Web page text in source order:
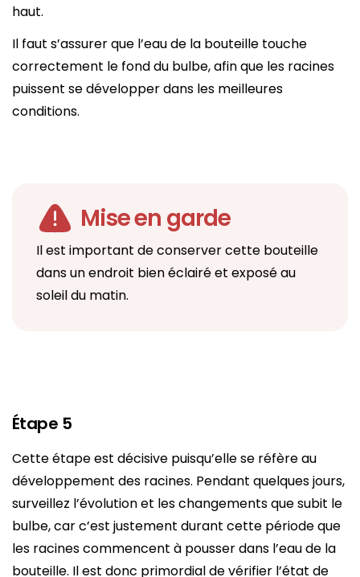
haut.
Il faut s’assurer que l’eau de la bouteille touche
correctement le fond du bulbe, afin que les racines
puissent se développer dans les meilleures
conditions.
Mise en garde
Il est important de conserver cette bouteille
dans un endroit bien éclairé et exposé au
soleil du matin.
Étape 5
Cette étape est décisive puisqu’elle se réfère au
développement des racines. Pendant quelques jours,
surveillez l’évolution et les changements que subit le
bulbe, car c’est justement durant cette période que
les racines commencent à pousser dans l’eau de la
bouteille. Il est donc primordial de vérifier l’état de